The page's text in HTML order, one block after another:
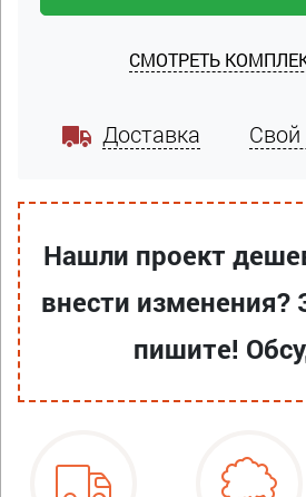
СМОТРЕТЬ
Доставка Свой
Нашли проект
внести изменения?
пишите!